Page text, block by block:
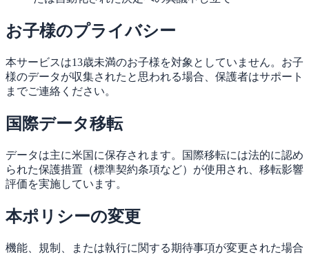
お子様のプライバシー
本サービスは13歳未満のお子様を対象としていません。お子
様のデータが収集されたと思われる場合、保護者はサポート
までご連絡ください。
国際データ移転
データは主に米国に保存されます。国際移転には法的に認め
られた保護措置（標準契約条項など）が使用され、移転影響
評価を実施しています。
本ポリシーの変更
機能、規制、または執行に関する期待事項が変更された場合